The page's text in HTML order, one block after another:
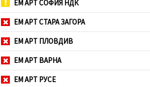
ЕМ АРТ СОФИЯ НДК
ЕМ АРТ СТАРА ЗАГОРА
ЕМ АРТ ПЛОВДИВ
ЕМ АРТ ВАРНА
ЕМ АРТ РУСЕ